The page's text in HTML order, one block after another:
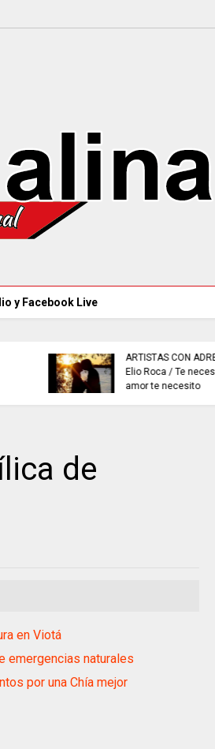
y Facebook Live
EN CHÍA: medidas de seguridad
para preservar el orden público
hoy 7 de agosto
de
en Viotá
emergencias naturales
por una Chía mejor